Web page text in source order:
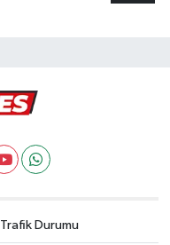
Trafik Durumu